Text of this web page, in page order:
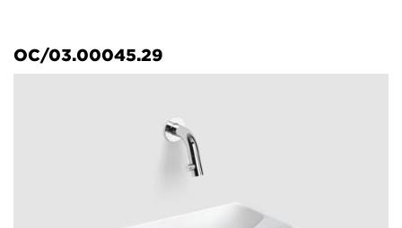
OC/03.00045.29